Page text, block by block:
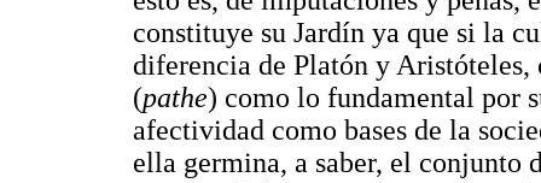
constituye su Jardín ya que si la
diferencia de Platón y
(pathe) como lo fundamental por
afectividad como bases de la
ella germina, a saber, el conjunto